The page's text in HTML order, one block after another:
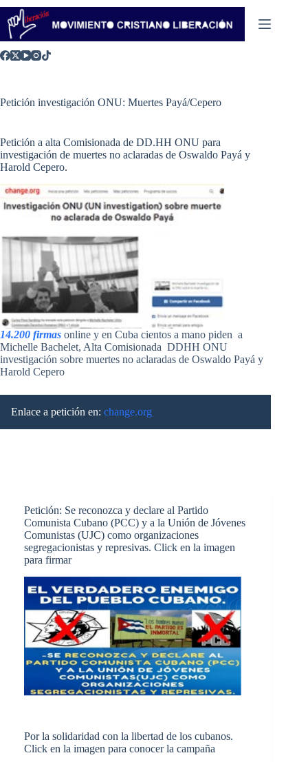
Saltar
contenido
Petición investigación ONU: Muertes Payá/Cepero
Petición a alta Comisionada de DD.HH ONU para
investigación de muertes no aclaradas de Oswaldo Payá y
Harold Cepero.
14.200 firmas online y en Cuba cientos a mano piden a
Michelle Bachelet, Alta Comisionada DDHH ONU
investigación sobre muertes no aclaradas de Oswaldo Payá y
Harold Cepero
Enlace a petición en: change.org
Petición: Se reconozca y declare al Partido
Comunista Cubano (PCC) y a la Unión de Jóvenes
Comunistas (UJC) como organizaciones
segregacionistas y represivas. Click en la imagen
para firmar
Por la solidaridad con la libertad de los cubanos.
Click en la imagen para conocer la campaña